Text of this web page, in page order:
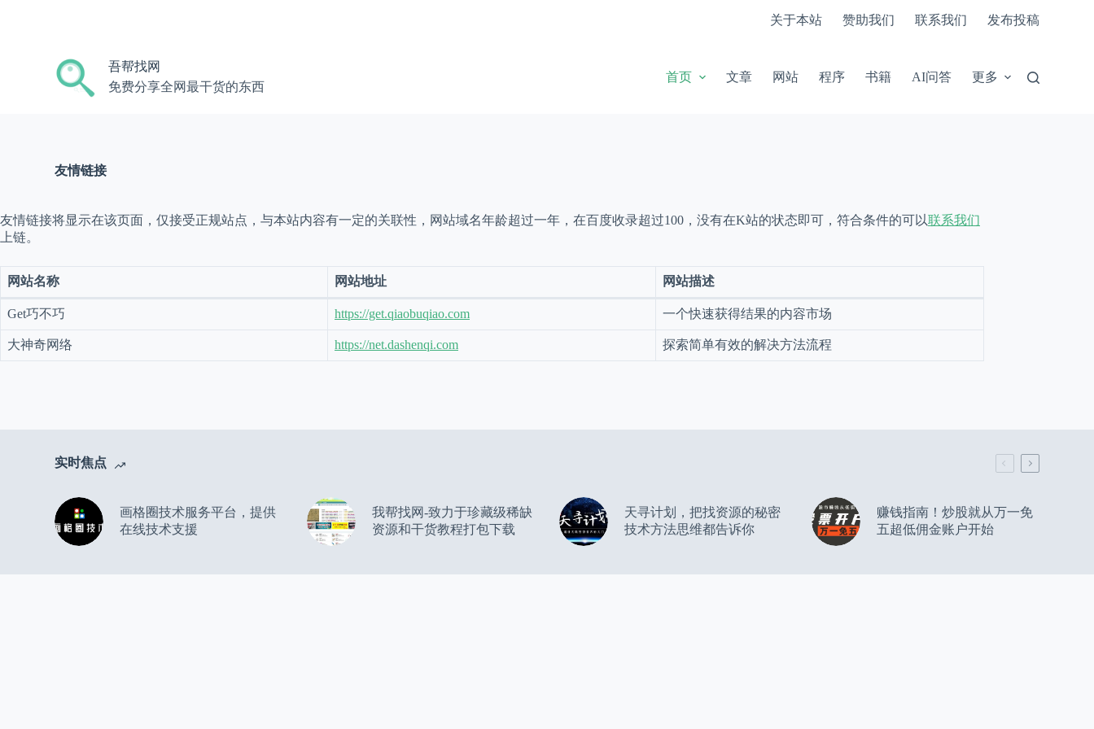
关于本站 赞助我们 联系我们 发布投稿
吾帮找网
免费分享全网最干货的东西
首页 文章 网站 程序 书籍 AI问答 更多
友情链接
友情链接将显示在该页面，仅接受正规站点，与本站内容有一定的关联性，网站域名年龄超过一年，在百度收录超过100，没有在K站的状态即可，符合条件的可以联系我们
上链。
网站名称 网站地址 网站描述
Get巧不巧 https://get.qiaobuqiao.com 一个快速获得结果的内容市场
大神奇网络 https://net.dashenqi.com 探索简单有效的解决方法流程
实时焦点
画格圈技术服务平台，提供
在线技术支援
我帮找网-致力于珍藏级稀缺
资源和干货教程打包下载
天寻计划，把找资源的秘密
技术方法思维都告诉你
赚钱指南！炒股就从万一免
五超低佣金账户开始